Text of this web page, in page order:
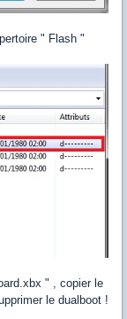
" Flash "
" , copier le
le dualboot !